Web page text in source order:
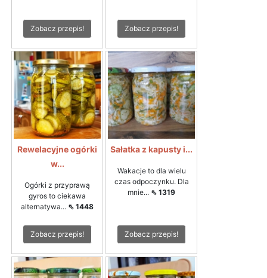
Zobacz przepis! Zobacz przepis!
Rewelacyjne ogórki
w...
Ogórki z przyprawą
gyros to ciekawa
alternatywa... ⇖ 1448
Zobacz przepis!
Sałatka z kapusty i...
Wakacje to dla wielu
czas odpoczynku. Dla
mnie... ⇖ 1319
Zobacz przepis!